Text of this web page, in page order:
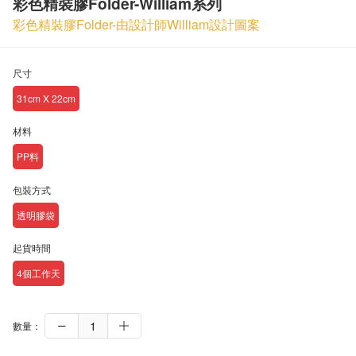
彩色精裝膠Folder-由設計師William設計圖案
尺寸
31cm X 22cm
材料
PP料
包裝方式
透明膠袋
起貨時間
4個工作天
數量：